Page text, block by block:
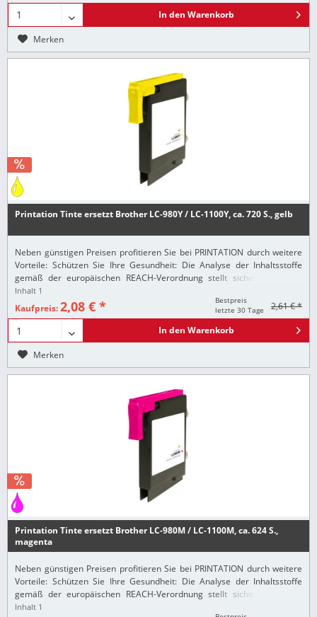
In den Warenkorb
Merken
Printation Tinte ersetzt Brother LC-980Y / LC-1100Y, ca. 720 S., gelb
Neben günstigen Preisen profitieren Sie bei PRINTATION durch weitere
Vorteile: Schützen Sie Ihre Gesundheit: Die Analyse der Inhaltsstoffe
gemäß der europäischen REACH-Verordnung stellt sicher, dass alle
Printation-Produkte nur...
Inhalt 1
Kaufpreis:2,08 € * 2,61 € *
Bestpreis
letzte 30 Tage
In den Warenkorb
Merken
Printation Tinte ersetzt Brother LC-980M / LC-1100M, ca. 624 S.,
magenta
Neben günstigen Preisen profitieren Sie bei PRINTATION durch weitere
Vorteile: Schützen Sie Ihre Gesundheit: Die Analyse der Inhaltsstoffe
gemäß der europäischen REACH-Verordnung stellt sicher, dass alle
Printation-Produkte nur...
Inhalt 1